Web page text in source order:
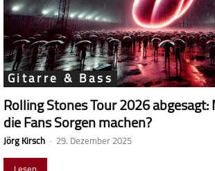
Gitarre & Bass
Rolling Stones Tour 2026
die Fans Sorgen machen?
Jörg Kirsch - 29. Dezember 2025